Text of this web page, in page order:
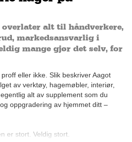
overlater alt til håndverkere,
markedsansvarlig i
mange gjør det selv, for
eller ikke. Slik beskriver Aagot
av verktøy, hagemøbler, interiør,
alt av supplement som du
oppgradering av hjemmet ditt –
er stort. Veldig stort.